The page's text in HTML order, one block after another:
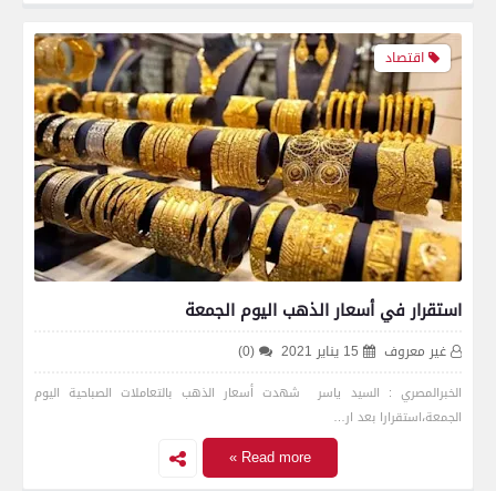
اقتصاد
استقرار في أسعار الذهب اليوم الجمعة
غير معروف 15 يناير 2021 (0)
الخبرالمصري : السيد ياسر شهدت أسعار الذهب بالتعاملات الصباحية اليوم
الجمعة،استقرارا بعد ار…
Read more »